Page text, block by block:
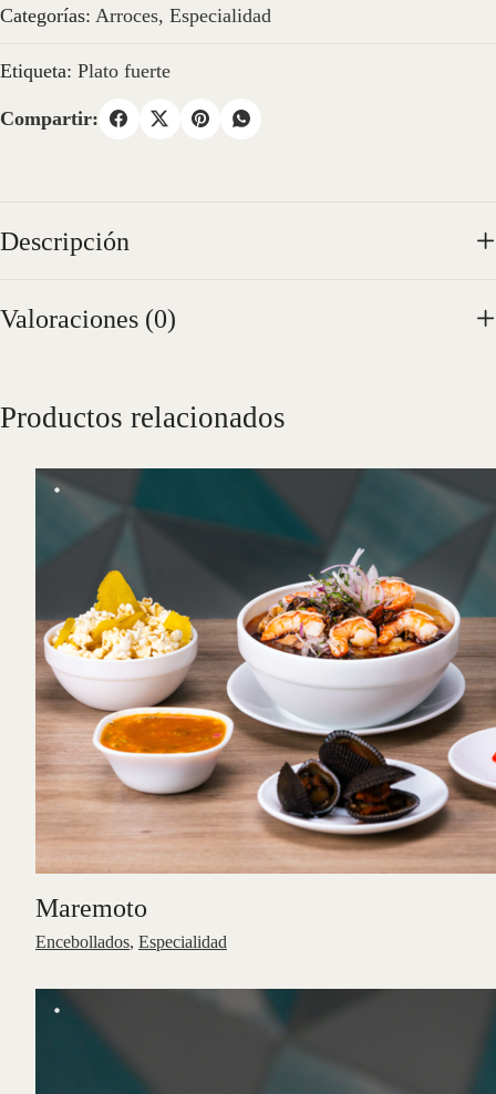
Categorías: Arroces, Especialidad
Etiqueta: Plato fuerte
Compartir:
Descripción
Valoraciones (0)
Productos relacionados
Maremoto
Encebollados, Especialidad